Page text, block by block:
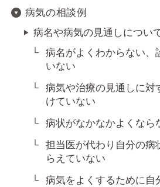
病気の相談例
病名や病気の見通しについ
病名がよくわからない、
いない
病気や治療の見通しに対
けていない
病状がなかなかよくなら
担当医が代わり自分の病
らえていない
病気をよくするために自